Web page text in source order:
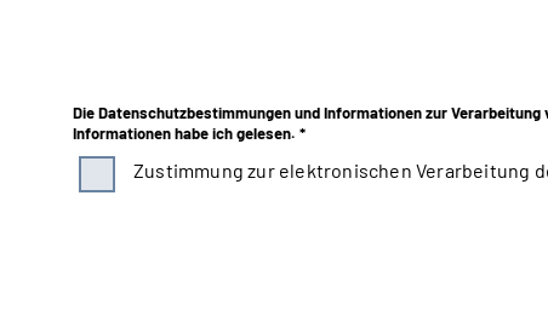
Die Datenschutzbestimmungen und Informationen zur Verarbeitung
Informationen habe ich gelesen. *
Zustimmung zur elektronischen Verarbeitung